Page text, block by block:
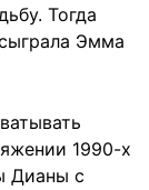
Тогда
Эмма
1990-х
Дианы с